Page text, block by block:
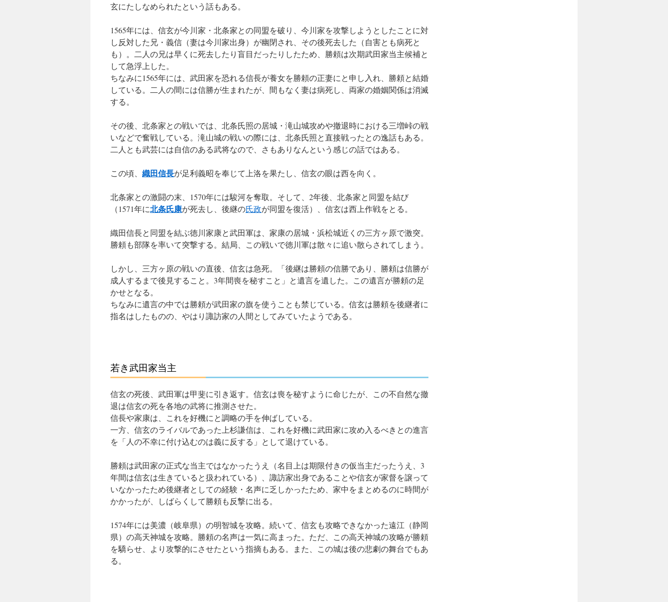
玄にたしなめられたという話もある。
1565年には、信玄が今川家・北条家との同盟を破り、今川家を攻撃しようとしたことに対
し反対した兄・義信（妻は今川家出身）が幽閉され、その後死去した（自害とも病死と
も）。二人の兄は早くに死去したり盲目だったりしたため、勝頼は次期武田家当主候補と
して急浮上した。
ちなみに1565年には、武田家を恐れる信長が養女を勝頼の正妻にと申し入れ、勝頼と結婚
している。二人の間には信勝が生まれたが、間もなく妻は病死し、両家の婚姻関係は消滅
する。
その後、北条家との戦いでは、北条氏照の居城・滝山城攻めや撤退時における三増峠の戦
いなどで奮戦している。滝山城の戦いの際には、北条氏照と直接戦ったとの逸話もある。
二人とも武芸には自信のある武将なので、さもありなんという感じの話ではある。
この頃、 織田信長が足利義昭を奉じて上洛を果たし、信玄の眼は西を向く。
北条家との激闘の末、1570年には駿河を奪取。そして、2年後、北条家と同盟を結び
（1571年に北条氏康が死去し、後継の氏政が同盟を復活）、信玄は西上作戦をとる。
織田信長と同盟を結ぶ徳川家康と武田軍は、家康の居城・浜松城近くの三方ヶ原で激突。
勝頼も部隊を率いて突撃する。結局、この戦いで徳川軍は散々に追い散らされてしまう。
しかし、 三方ヶ原の戦いの直後、信玄は急死。「後継は勝頼の信勝であり、勝頼は信勝が
成人するまで後見すること。3年間喪を秘すこと」と遺言を遺した。この遺言が勝頼の足
かせとなる。
ちなみに遺言の中では勝頼が武田家の旗を使うことも禁じている。信玄は勝頼を後継者に
指名はしたものの、やはり諏訪家の人間としてみていたようである。
若き武田家当主
信玄の死後、武田軍は甲斐に引き返す。信玄は喪を秘すように命じたが、この不自然な撤
退は信玄の死を各地の武将に推測させた。
信長や家康は、これを好機にと調略の手を伸ばしている。
一方、信玄のライバルであった 上杉謙信は、これを好機に武田家に攻め入るべきとの進言
を「人の不幸に付け込むのは義に反する」として退けている。
勝頼は武田家の正式な当主ではなかったうえ（名目上は期限付きの仮当主だったうえ、3
年間は信玄は生きていると扱われている）、諏訪家出身であることや信玄が家督を譲って
いなかったため後継者としての経験・名声に乏しかったため、家中をまとめるのに時間が
かかったが、しばらくして勝頼も反撃に出る。
1574年には美濃（岐阜県）の明智城を攻略。続いて、信玄も攻略できなかった遠江（静岡
県）の高天神城を攻略。勝頼の名声は一気に高まった。ただ、この高天神城の攻略が勝頼
を驕らせ、より攻撃的にさせたという指摘もある。また、この城は後の悲劇の舞台でもあ
る。